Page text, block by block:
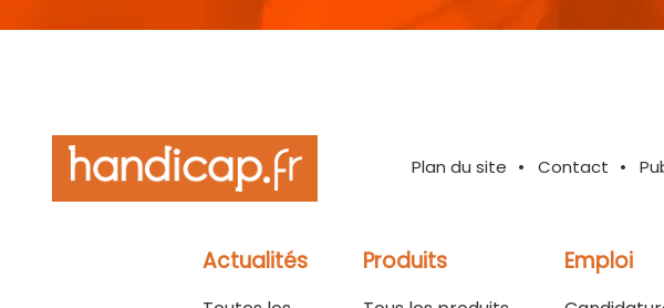
Plan du site Contact
Actualités Produits Emploi